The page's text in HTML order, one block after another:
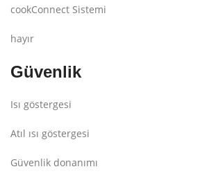
cookConnect Sistemi
hayır
Güvenlik
Isı göstergesi
Atıl ısı göstergesi
Güvenlik donanımı